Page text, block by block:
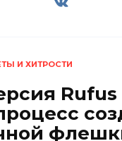
И ХИТРОСТИ
Rufus